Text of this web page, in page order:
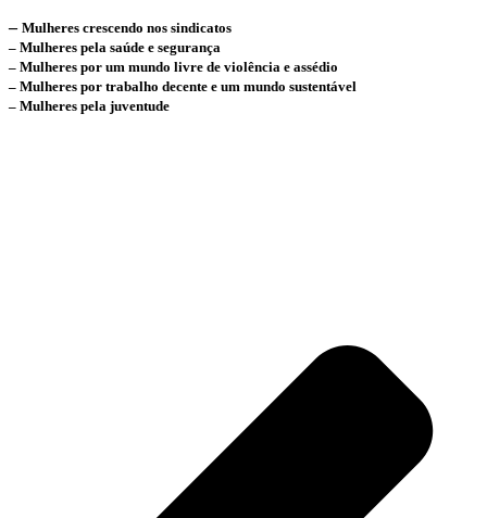
– Mulheres crescendo nos sindicatos
– Mulheres pela saúde e segurança
– Mulheres por um mundo livre de violência e assédio
– Mulheres por trabalho decente e um mundo sustentável
– Mulheres pela juventude